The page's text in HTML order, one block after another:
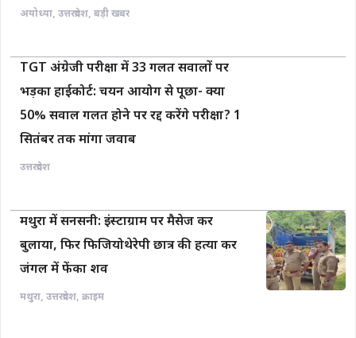
अयोध्या, उत्तरप्रदेश, बड़ी खबर
TGT अंग्रेजी परीक्षा में 33 गलत सवालों पर
भड़का हाईकोर्ट: चयन आयोग से पूछा- क्या
50% सवाल गलत होने पर रद्द करेंगे परीक्षा? 1
सितंबर तक मांगा जवाब
उत्तरप्रदेश
मथुरा में सनसनी: इंस्टाग्राम पर मैसेज कर
बुलाया, फिर फिजियोथेरेपी छात्र की हत्या कर
जंगल में फेंका शव
मथुरा, उत्तरप्रदेश, क्राइम